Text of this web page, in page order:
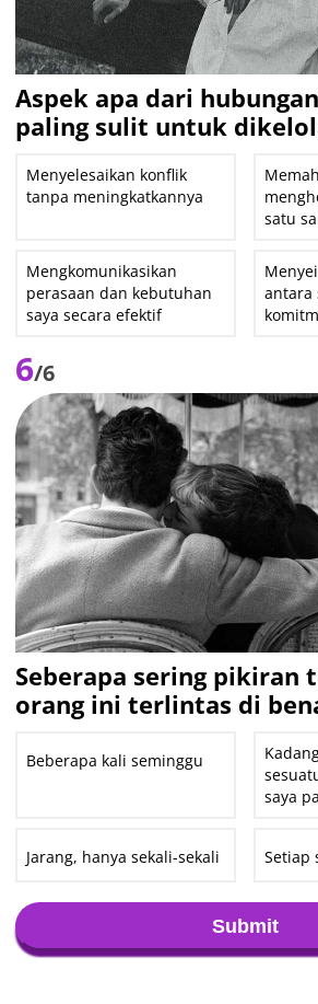
Aspek apa dari
paling sulit untuk
Menyelesaikan konflik
tanpa meningkatkannya
satu
Mengkomunikasikan
perasaan dan kebutuhan
saya secara efektif
antara
6/6
Seberapa sering pikiran
orang ini terlintas di
Beberapa kali seminggu
saya
Jarang, hanya sekali-sekali Setiap
Submit